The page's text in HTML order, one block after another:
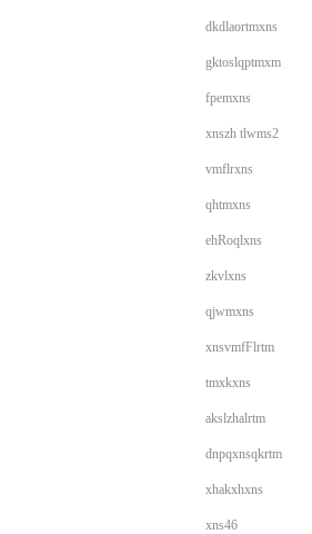
dkdlaortmxns
gktoslqptmxm
fpemxns
xnszh tlwms2
vmflrxns
qhtmxns
ehRoqlxns
zkvlxns
qjwmxns
xnsvmfFlrtm
tmxkxns
akslzhalrtm
dnpqxnsqkrtm
xhakxhxns
xns46